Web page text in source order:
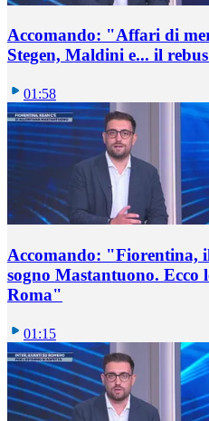
Accomando: "Affari di
Stegen, Maldini e... il
01:58
Accomando: "Fiorentina,
sogno Mastantuono. Ecco
Roma"
01:15